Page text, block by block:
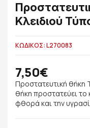
Κλειδιού
ΚΩΔΙΚΟΣ: L270083
7,50€
Προστατευτική θήκη
θήκη προστατεύει
φθορά και την